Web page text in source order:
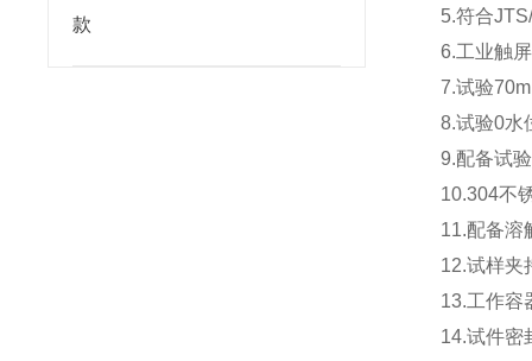
款
5.符合
6.工业触
7.试验
8.试验0水
9.配备试
10.304不
11.配备溶
12.试样夹
13.工作容
14.试件密